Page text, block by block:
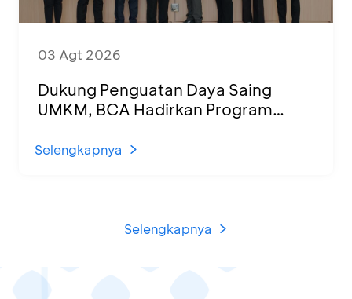
03 Agt 2026
Dukung Penguatan Daya Saing
UMKM, BCA Hadirkan Program
di KCU Tanjung Priok
Selengkapnya
Selengkapnya